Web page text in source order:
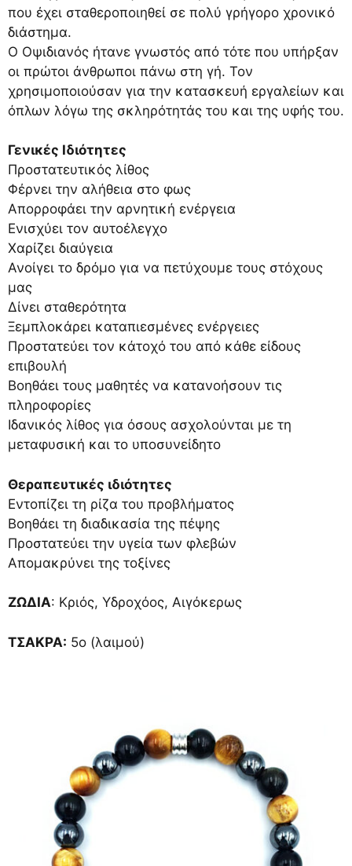
που έχει σταθεροποιηθεί σε πολύ γρήγορο χρονικό
διάστημα.
Ο Οψιδιανός ήτανε γνωστός από τότε που υπήρξαν
οι πρώτοι άνθρωποι πάνω στη γή. Τον
χρησιμοποιούσαν για την κατασκευή εργαλείων και
όπλων λόγω της σκληρότητάς του και της υφής του.
Γενικές Ιδιότητες
Προστατευτικός λίθος
Φέρνει την αλήθεια στο φως
Απορροφάει την αρνητική ενέργεια
Ενισχύει τον αυτοέλεγχο
Χαρίζει διαύγεια
Ανοίγει το δρόμο για να πετύχουμε τους στόχους
μας
Δίνει σταθερότητα
Ξεμπλοκάρει καταπιεσμένες ενέργειες
Προστατεύει τον κάτοχό του από κάθε είδους
επιβουλή
Βοηθάει τους μαθητές να κατανοήσουν τις
πληροφορίες
Ιδανικός λίθος για όσους ασχολούνται με τη
μεταφυσική και το υποσυνείδητο
Θεραπευτικές ιδιότητες
Εντοπίζει τη ρίζα του προβλήματος
Βοηθάει τη διαδικασία της πέψης
Προστατεύει την υγεία των φλεβών
Απομακρύνει της τοξίνες
ΖΩΔΙΑ: Κριός, Υδροχόος, Αιγόκερως
ΤΣΑΚΡΑ: 5ο (λαιμού)